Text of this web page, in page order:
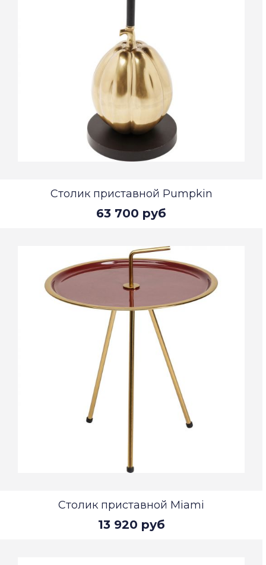
Столик приставной Pumpkin
63 700 руб
Столик приставной Miami
13 920 руб